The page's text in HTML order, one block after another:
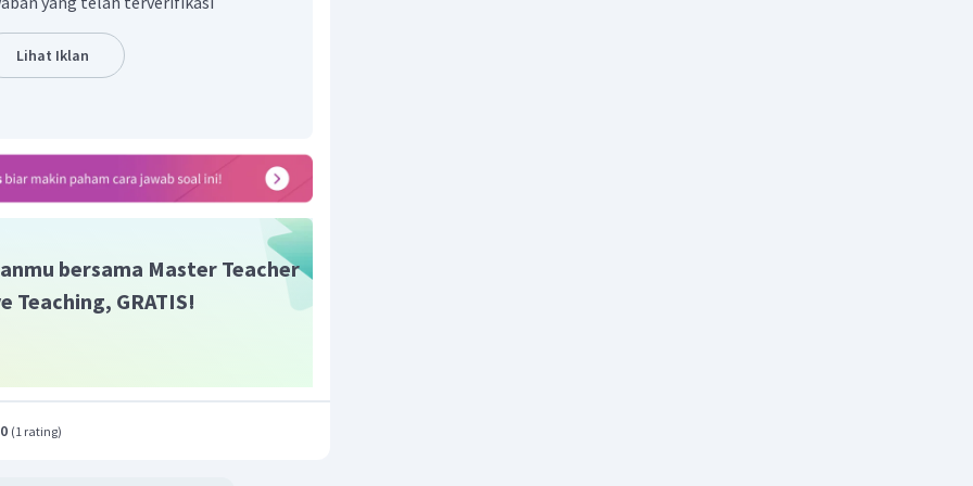
fokus lensa yang digunakan adalah
adalah D.
Lihat Iklan
bersama Master Teacher
Teaching, GRATIS!
(1 rating)